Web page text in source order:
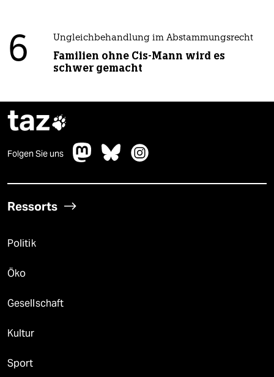
6 Ungleichbehandlung im Abstammungsrecht
Familien ohne Cis-Mann wird es
schwer gemacht
taz
Folgen Sie uns
Ressorts
Politik
Öko
Gesellschaft
Kultur
Sport